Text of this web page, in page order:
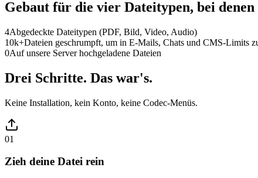
Gebaut für die vier Dateitypen, bei
4Abgedeckte Dateitypen (PDF, Bild, Video, Audio)
10k+Dateien geschrumpft, um in E-Mails, Chats und CMS-Limits
0Auf unsere Server hochgeladene Dateien
Drei Schritte. Das war's.
Keine Installation, kein Konto, keine Codec-Menüs.
01
Zieh deine Datei rein